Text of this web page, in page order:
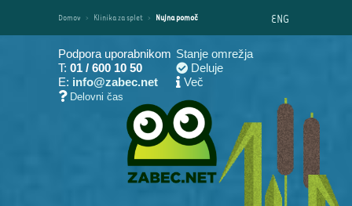
Domov › Klinika za splet › Nujna pomoč ENG
Podpora uporabnikom
T: 01 / 600 10 50
E: info@zabec.net
Delovni čas
Stanje omrežja
Deluje
Več